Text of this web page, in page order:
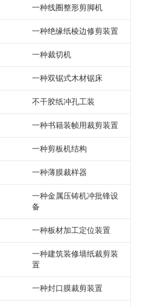
一种线圈整形剪脚机
一种绝缘纸棱边修剪装置
一种裁切机
一种双锯式木材锯床
不干胶纸冲孔工装
一种书籍装帧用裁剪装置
一种剪板机结构
一种薄膜裁样器
一种金属压铸机冲批锋设
备
一种板材加工定位装置
一种建筑装修墙纸裁剪装
置
一种封口膜裁剪装置